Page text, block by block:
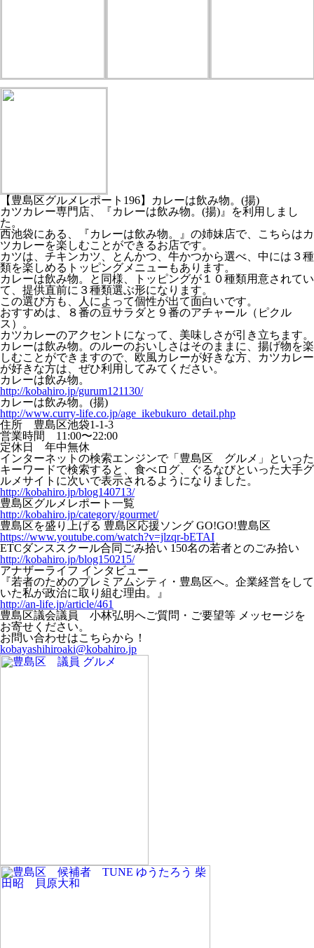
【豊島区グルメレポート196】カレーは飲み物。(揚)
カツカレー専門店、『カレーは飲み物。(揚)』を利用しまし
た。
西池袋にある、『カレーは飲み物。』の姉妹店で、こちらはカ
ツカレーを楽しむことができるお店です。
カツは、チキンカツ、とんかつ、牛かつから選べ、中には３種
類を楽しめるトッピングメニューもあります。
カレーは飲み物。と同様、トッピングが１０種類用意されてい
て、提供直前に３種類選ぶ形になります。
この選び方も、人によって個性が出て面白いです。
おすすめは、８番の豆サラダと９番のアチャール（ピクル
ス）。
カツカレーのアクセントになって、美味しさが引き立ちます。
カレーは飲み物。のルーのおいしさはそのままに、揚げ物を楽
しむことができますので、欧風カレーが好きな方、カツカレー
が好きな方は、ぜひ利用してみてください。
カレーは飲み物。
http://kobahiro.jp/gurum121130/
カレーは飲み物。(揚)
http://www.curry-life.co.jp/age_ikebukuro_detail.php
住所 豊島区池袋1-1-3
営業時間 11:00〜22:00
定休日 年中無休
インターネットの検索エンジンで「豊島区 グルメ」といった
キーワードで検索すると、食べログ、ぐるなびといった大手グ
ルメサイトに次いで表示されるようになりました。
http://kobahiro.jp/blog140713/
豊島区グルメレポート一覧
http://kobahiro.jp/category/gourmet/
豊島区を盛り上げる 豊島区応援ソング GO!GO!豊島区
https://www.youtube.com/watch?v=jlzqr-bETAI
ETCダンススクール合同ごみ拾い 150名の若者とのごみ拾い
http://kobahiro.jp/blog150215/
アナザーライフ インタビュー
『若者のためのプレミアムシティ・豊島区へ。企業経営をして
いた私が政治に取り組む理由。』
http://an-life.jp/article/461
豊島区議会議員 小林弘明へご質問・ご要望等 メッセージを
お寄せください。
お問い合わせはこちらから！
kobayashihiroaki@kobahiro.jp